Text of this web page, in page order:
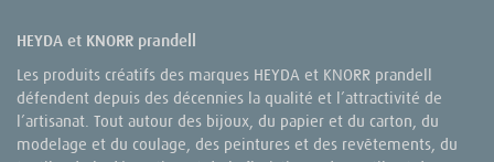
HEYDA et KNORR prandell
Les produits créatifs des marques HEYDA et KNORR prandell
défendent depuis des décennies la qualité et l’attractivité de
l’artisanat. Tout autour des bijoux, du papier et du carton, du
modelage et du coulage, des peintures et des revêtements, du